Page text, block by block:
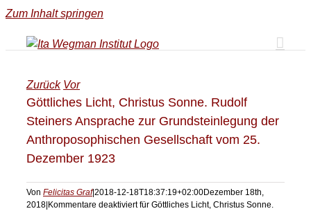
Zum Inhalt springen
Zurück Vor
Göttliches Licht, Christus Sonne. Rudolf
Steiners Ansprache zur Grundsteinlegung der
Anthroposophischen Gesellschaft vom 25.
Dezember 1923
Von Felicitas Graf|2018-12-18T18:37:19+02:00Dezember 18th,
2018 Kommentare deaktiviertfür Göttliches Licht, Christus Sonne.